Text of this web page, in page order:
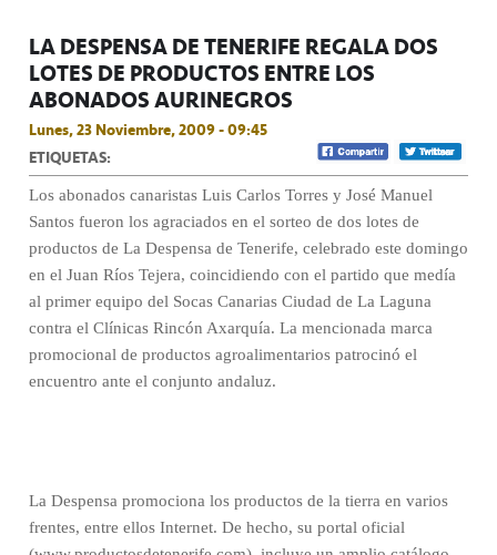
LA DESPENSA DE TENERIFE REGALA DOS
LOTES DE PRODUCTOS ENTRE LOS
ABONADOS AURINEGROS
Lunes, 23 Noviembre, 2009 - 09:45
ETIQUETAS:
Los abonados canaristas Luis Carlos Torres y José Manuel
Santos fueron los agraciados en el sorteo de dos lotes de
productos de La Despensa de Tenerife, celebrado este domingo
en el Juan Ríos Tejera, coincidiendo con el partido que medía
al primer equipo del Socas Canarias Ciudad de La Laguna
contra el Clínicas Rincón Axarquía. La mencionada marca
promocional de productos agroalimentarios patrocinó el
encuentro ante el conjunto andaluz.
La Despensa promociona los productos de la tierra en varios
frentes, entre ellos Internet. De hecho, su portal oficial